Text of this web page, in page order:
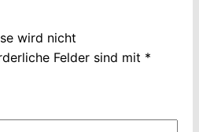
wird nicht
Felder sind mit *